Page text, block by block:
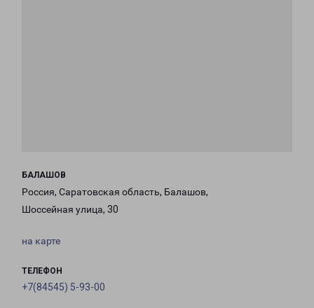
БАЛАШОВ
Россия, Саратовская область, Балашов,
Шоссейная улица, 30
на карте
ТЕЛЕФОН
+7(84545) 5-93-00